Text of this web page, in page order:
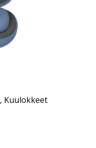
, Kuulokkeet